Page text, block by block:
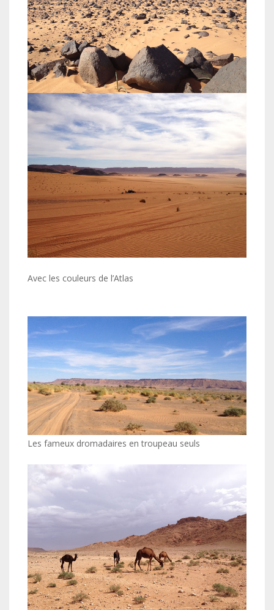
Avec les couleurs de l’Atlas
Les fameux dromadaires en troupeau seuls